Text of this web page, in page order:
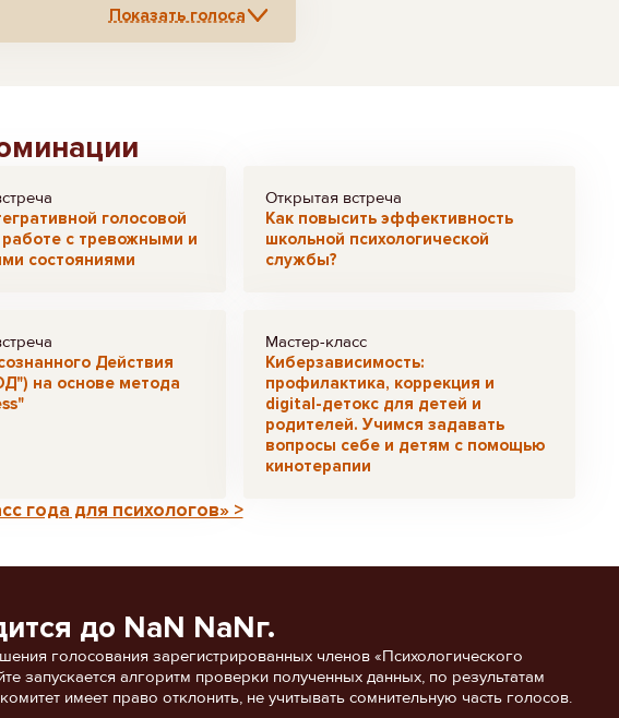
Показать голоса
голосовой
работе с тревожными и
состояниями
Открытая встреча
Как повысить эффективность
школьной психологической
службы?
Действия
на основе метода
Мастер-класс
Киберзависимость:
профилактика, коррекция и
digital-детокс для детей и
родителей. Учимся задавать
вопросы себе и детям с помощью
кинотерапии
года для психологов» >
до NaN NaNг.
голосования зарегистрированных членов «Психологического
запускается алгоритм проверки полученных данных, по результатам
имеет право отклонить, не учитывать сомнительную часть голосов.